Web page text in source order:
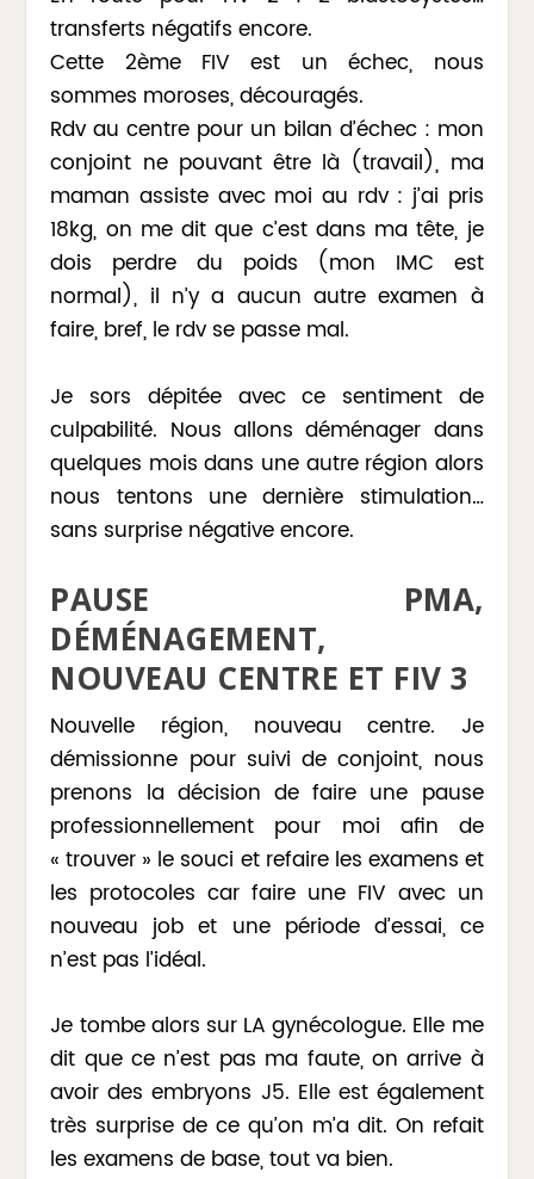
transferts négatifs encore.
Cette 2ème FIV est un échec, nous
sommes moroses, découragés.
Rdv au centre pour un bilan d’échec : mon
conjoint ne pouvant être là (travail), ma
maman assiste avec moi au rdv : j’ai pris
18kg, on me dit que c’est dans ma tête, je
dois perdre du poids (mon IMC est
normal), il n’y a aucun autre examen à
faire, bref, le rdv se passe mal.
Je sors dépitée avec ce sentiment de
culpabilité. Nous allons déménager dans
quelques mois dans une autre région alors
nous tentons une dernière stimulation…
sans surprise négative encore.
PAUSE PMA,
DÉMÉNAGEMENT,
NOUVEAU CENTRE ET FIV 3
Nouvelle région, nouveau centre. Je
démissionne pour suivi de conjoint, nous
prenons la décision de faire une pause
professionnellement pour moi afin de
« trouver » le souci et refaire les examens et
les protocoles car faire une FIV avec un
nouveau job et une période d’essai, ce
n’est pas l’idéal.
Je tombe alors sur LA gynécologue. Elle me
dit que ce n’est pas ma faute, on arrive à
avoir des embryons J5. Elle est également
très surprise de ce qu’on m’a dit. On refait
les examens de base, tout va bien.